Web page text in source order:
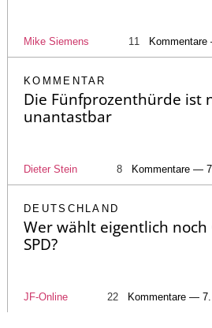
Mike Siemens 11
KOMMENTAR
Die Fünfprozenthürde ist
unantastbar
Dieter Stein 8 Kommentare —
DEUTSCHLAND
Wer wählt eigentlich noch
SPD?
JF-Online 22 Kommentare —